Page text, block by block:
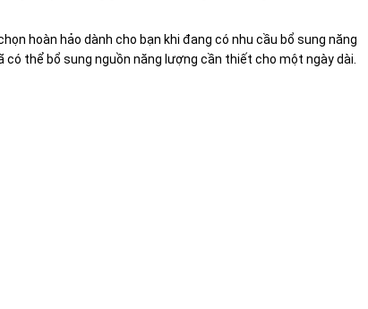
hoàn hảo dành cho bạn khi đang có nhu cầu bổ sung năng
thể bổ sung nguồn năng lượng cần thiết cho một ngày dài.